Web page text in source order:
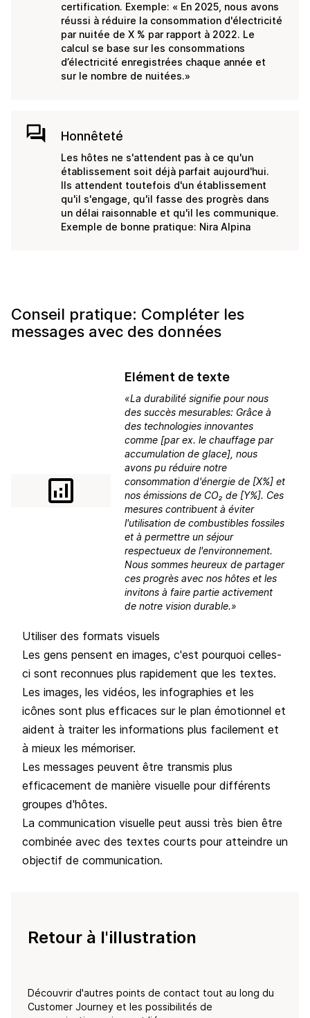
certification. Exemple: « En 2025, nous avons
réussi à réduire la consommation d'électricité
par nuitée de X % par rapport à 2022. Le
calcul se base sur les consommations
d’électricité enregistrées chaque année et
sur le nombre de nuitées.»
forum Honnêteté
Les hôtes ne s'attendent pas à ce qu'un
établissement soit déjà parfait aujourd'hui.
Ils attendent toutefois d'un établissement
qu'il s'engage, qu'il fasse des progrès dans
un délai raisonnable et qu'il les communique.
Exemple de bonne pratique: Nira Alpina
Conseil pratique: Compléter les
messages avec des données
analytics
Elément de texte
«La durabilité signifie pour nous
des succès mesurables: Grâce à
des technologies innovantes
comme [par ex. le chauffage par
accumulation de glace], nous
avons pu réduire notre
consommation d'énergie de [X%] et
nos émissions de CO₂ de [Y%]. Ces
mesures contribuent à éviter
l'utilisation de combustibles fossiles
et à permettre un séjour
respectueux de l'environnement.
Nous sommes heureux de partager
ces progrès avec nos hôtes et les
invitons à faire partie activement
de notre vision durable.»
Utiliser des formats visuels
Les gens pensent en images, c'est pourquoi celles-
ci sont reconnues plus rapidement que les textes.
Les images, les vidéos, les infographies et les
icônes sont plus efficaces sur le plan émotionnel et
aident à traiter les informations plus facilement et
à mieux les mémoriser.
Les messages peuvent être transmis plus
efficacement de manière visuelle pour différents
groupes d'hôtes.
La communication visuelle peut aussi très bien être
combinée avec des textes courts pour atteindre un
objectif de communication.
Retour à l'illustration
Découvrir d'autres points de contact tout au long du
Customer Journey et les possibilités de